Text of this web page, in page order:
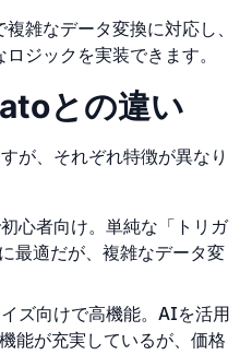
雑なデータ変換に対応し、
ジックを実装できます。
との違い
が、それぞれ特徴が異なり
心者向け。単純な「トリガ
最適だが、複雑なデータ変
ズ向けで高機能。AIを活用
能が充実しているが、価格